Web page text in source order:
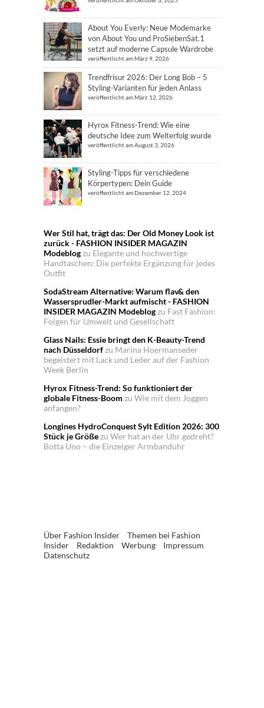
About You Everly: Neue Modemarke
von About You und ProSiebenSat.1
setzt auf moderne Capsule Wardrobe
veröffentlicht am März 9, 2026
Trendfrisur 2026: Der Long Bob – 5
Styling-Varianten für jeden Anlass
veröffentlicht am März 12, 2026
Hyrox Fitness-Trend: Wie eine
deutsche Idee zum Welterfolg wurde
veröffentlicht am August 3, 2026
Styling-Tipps für verschiedene
Körpertypen: Dein Guide
veröffentlicht am Dezember 12, 2024
Wer Stil hat, trägt das: Der Old Money Look ist
zurück - FASHION INSIDER MAGAZIN
Modeblogzu Elegante und hochwertige
Handtaschen: Die perfekte Ergänzung für jedes
Outfit
SodaStream Alternative: Warum flav& den
Wassersprudler-Markt aufmischt - FASHION
INSIDER MAGAZIN Modeblogzu Fast Fashion:
Folgen für Umwelt und Gesellschaft
Glass Nails: Essie bringt den K-Beauty-Trend
nach Düsseldorfzu Marina Hoermanseder
begeistert mit Lack und Leder auf der Fashion
Week Berlin
Hyrox Fitness-Trend: So funktioniert der
globale Fitness-Boom zu Wie mit dem Joggen
anfangen?
Longines HydroConquest Sylt Edition 2026: 300
Stück je Größezu Wer hat an der Uhr gedreht?
Botta Uno – die Einzeiger Armbanduhr
Über Fashion Insider
Themen bei Fashion
Insider
Redaktion Werbung
Impressum
Datenschutz